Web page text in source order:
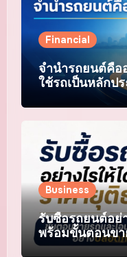
Financial
จำนำรถยนต์คือ
ใช้รถเป็นหลักป
Business
รับซื้อรถยนต์อย่
พร้อมขั้นตอนข
อย่างปลอดภัย